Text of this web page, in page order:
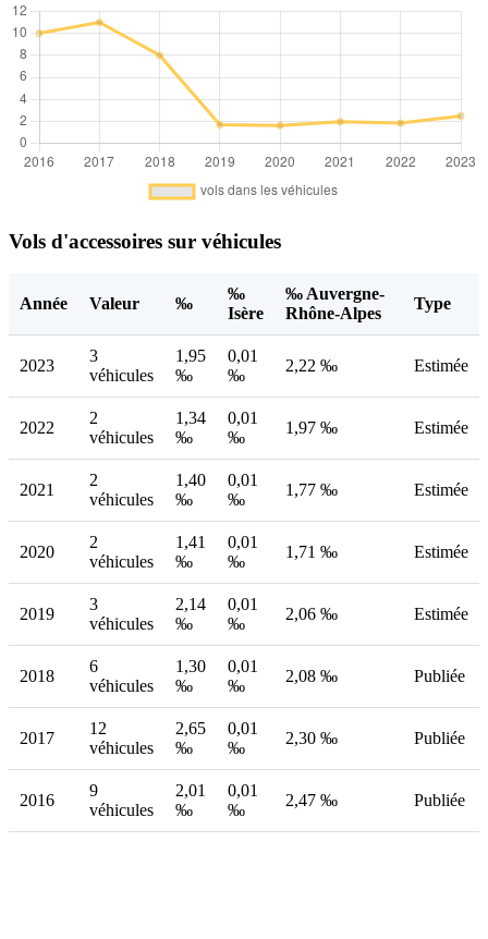
Vols d'accessoires sur véhicules
Année Valeur ‰
‰
Isère
‰ Auvergne-
Rhône-Alpes
Type
2023
3
véhicules
1,95
‰
0,01
‰
2,22 ‰ Estimée
2022
2
véhicules
1,34
‰
0,01
‰
1,97 ‰ Estimée
2021
2
véhicules
1,40
‰
0,01
‰
1,77 ‰ Estimée
2020
2
véhicules
1,41
‰
0,01
‰
1,71 ‰ Estimée
2019
3
véhicules
2,14
‰
0,01
‰
2,06 ‰ Estimée
2018
6
véhicules
1,30
‰
0,01
‰
2,08 ‰ Publiée
2017
12
véhicules
2,65
‰
0,01
‰
2,30 ‰ Publiée
2016
9
véhicules
2,01
‰
0,01
‰
2,47 ‰ Publiée